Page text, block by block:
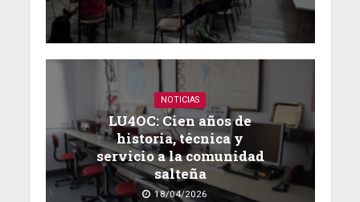
NOTICIAS
LU4OC: Cien años de
historia, técnica y
servicio a la comunidad
salteña
18/04/2026